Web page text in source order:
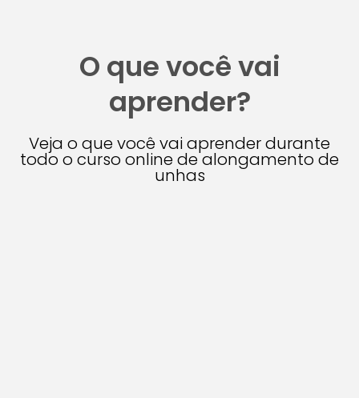
O que você vai
aprender?
Veja o que você vai aprender durante
todo o curso online de alongamento de
unhas